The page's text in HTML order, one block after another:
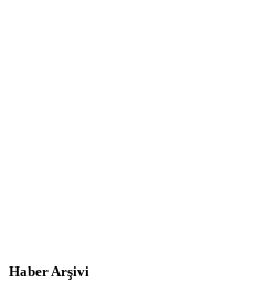
Haber Arşivi